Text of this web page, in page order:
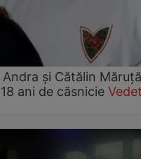
și Cătălin
ani de căsnicie